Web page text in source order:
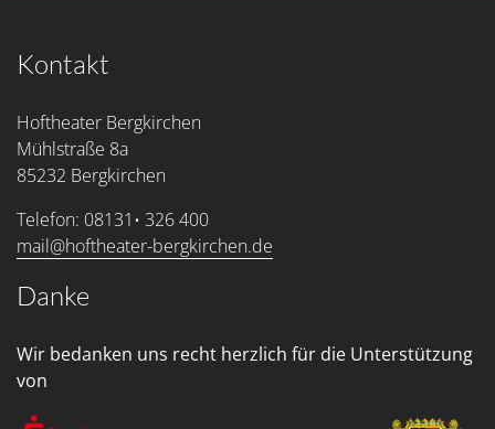
Kontakt
Hoftheater Bergkirchen
Mühlstraße 8a
85232 Bergkirchen
Telefon: 08131• 326 400
mail@hoftheater-bergkirchen.de
Danke
Wir bedanken uns recht herzlich für die Unterstützung
von